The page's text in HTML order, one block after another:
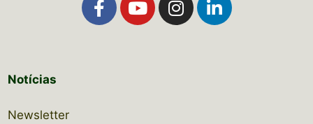
Notícias
Newsletter